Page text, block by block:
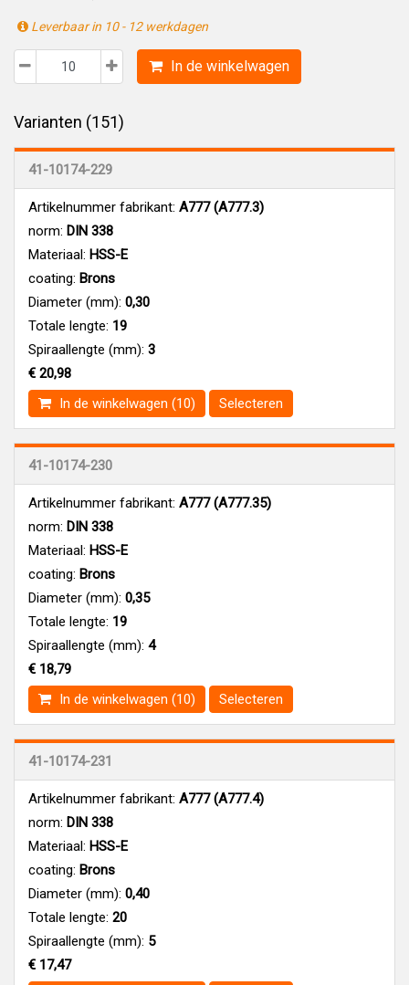
Leverbaar in 10 - 12 werkdagen
In de winkelwagen
Varianten (151)
41-10174-229
Artikelnummer fabrikant: A777 (A777.3)
norm: DIN 338
Materiaal: HSS-E
coating: Brons
Diameter (mm): 0,30
Totale lengte: 19
Spiraallengte (mm): 3
€ 20,98
In de winkelwagen (10)
Selecteren
41-10174-230
Artikelnummer fabrikant: A777 (A777.35)
norm: DIN 338
Materiaal: HSS-E
coating: Brons
Diameter (mm): 0,35
Totale lengte: 19
Spiraallengte (mm): 4
€ 18,79
In de winkelwagen (10)
Selecteren
41-10174-231
Artikelnummer fabrikant: A777 (A777.4)
norm: DIN 338
Materiaal: HSS-E
coating: Brons
Diameter (mm): 0,40
Totale lengte: 20
Spiraallengte (mm): 5
€ 17,47